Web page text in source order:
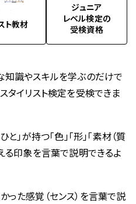
ト教材
ジュニア
レベル検定の
受検資格
知識やスキルを学ぶのだけで
タイリスト検定を受検できま
」が持つ「色」「形」「素材（質
る印象を言葉で説明できるよ
た感覚（センス）を言葉で説